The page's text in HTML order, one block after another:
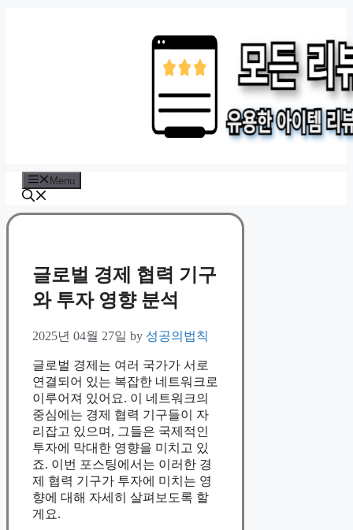
Menu
글로벌 경제 협력 기구
와 투자 영향 분석
2025년 04월 27일 by 성공의법칙
글로벌 경제는 여러 국가가 서로
연결되어 있는 복잡한 네트워크로
이루어져 있어요. 이 네트워크의
중심에는 경제 협력 기구들이 자
리잡고 있으며, 그들은 국제적인
투자에 막대한 영향을 미치고 있
죠. 이번 포스팅에서는 이러한 경
제 협력 기구가 투자에 미치는 영
향에 대해 자세히 살펴보도록 할
게요.